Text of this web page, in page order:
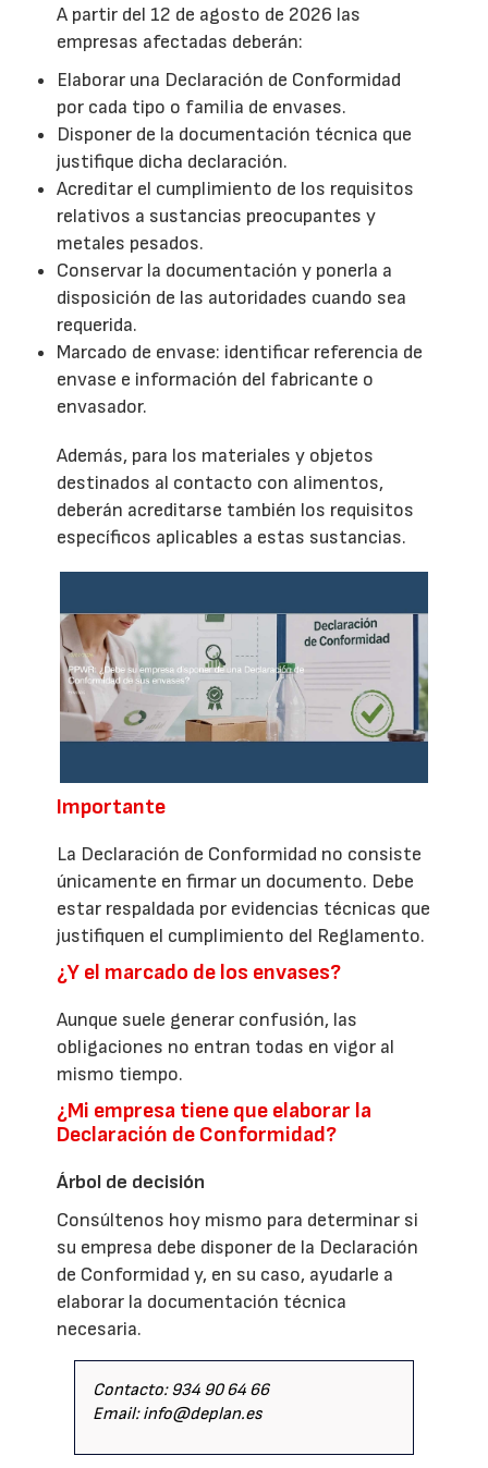
A partir del 12 de agosto de 2026 las
empresas afectadas deberán:
Elaborar una Declaración de Conformidad
por cada tipo o familia de envases.
Disponer de la documentación técnica que
justifique dicha declaración.
Acreditar el cumplimiento de los requisitos
relativos a sustancias preocupantes y
metales pesados.
Conservar la documentación y ponerla a
disposición de las autoridades cuando sea
requerida.
Marcado de envase: identificar referencia de
envase e información del fabricante o
envasador.
Además, para los materiales y objetos
destinados al contacto con alimentos,
deberán acreditarse también los requisitos
específicos aplicables a estas sustancias.
Importante
La Declaración de Conformidad no consiste
únicamente en firmar un documento. Debe
estar respaldada por evidencias técnicas que
justifiquen el cumplimiento del Reglamento.
¿Y el marcado de los envases?
Aunque suele generar confusión, las
obligaciones no entran todas en vigor al
mismo tiempo.
¿Mi empresa tiene que elaborar la
Declaración de Conformidad?
Árbol de decisión
Consúltenos hoy mismo para determinar si
su empresa debe disponer de la Declaración
de Conformidad y, en su caso, ayudarle a
elaborar la documentación técnica
necesaria.
Contacto: 934 90 64 66
Email: info@deplan.es